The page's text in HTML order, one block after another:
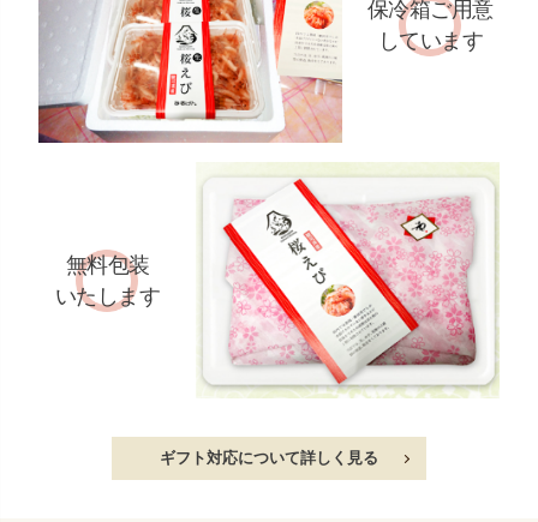
保冷箱ご用意
しています
無料包装
いたします
ギフト対応について詳しく見る